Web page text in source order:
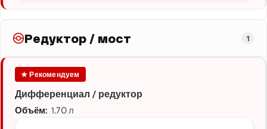
Редуктор / мост 1
★ Рекомендуем
Дифференциал / редуктор
Объём: 1.70 л